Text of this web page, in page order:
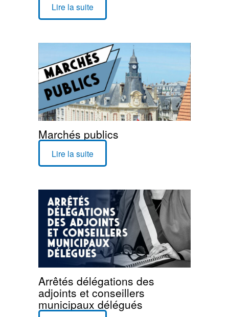
Lire la suite
Marchés publics
Lire la suite
Arrêtés délégations des
adjoints et conseillers
municipaux délégués